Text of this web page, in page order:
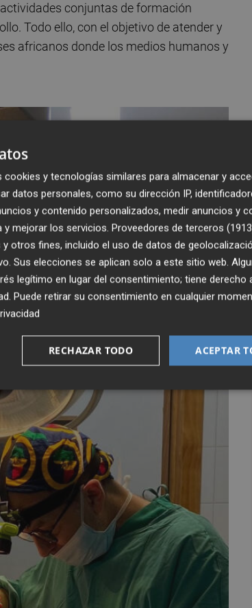
conjuntas de formación
Todo ello, con el objetivo de atender y
africanos donde los medios humanos y
y tecnologías similares para almacenar y
datos personales, como su dirección IP,
y contenido personalizados, medir anuncios y
mejorar los servicios. Proveedores de terceros
otros fines, incluido el uso de datos de
Sus elecciones se aplican solo a este sitio web.
legítimo en lugar del consentimiento; tiene derecho
. Puede retirar su consentimiento en cualquier
ACEPTAR
RECHAZAR TODO